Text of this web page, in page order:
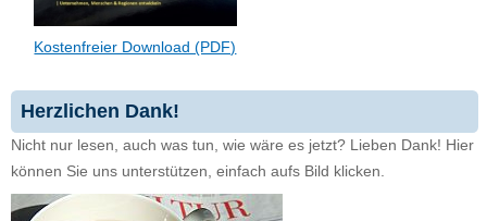
Kostenfreier Download (PDF)
Herzlichen Dank!
Nicht nur lesen, auch was tun, wie wäre es jetzt? Lieben Dank! Hier
können Sie uns unterstützen, einfach aufs Bild klicken.